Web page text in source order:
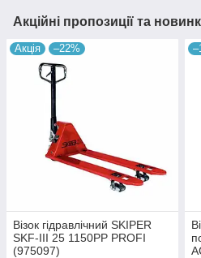
Акційні пропозиції та
Акція –22%
Візок гідравлічний SKIPER
SKF-III 25 1150PP PROFI
(975097)